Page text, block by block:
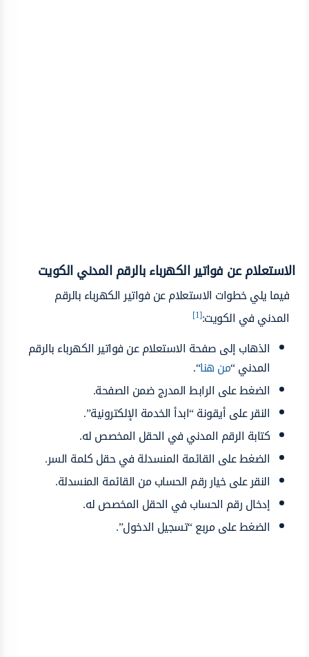
الاستعلام عن فواتير الكهرباء بالرقم المدني الكويت
فيما يلي خطوات الاستعلام عن فواتير الكهرباء بالرقم
المدني في الكويت:[1]
الذهاب إلى صفحة الاستعلام عن فواتير الكهرباء بالرقم
المدني “من هنا“.
الضغط على الرابط المدرج ضمن الصفحة.
النقر على أيقونة “ابدأ الخدمة الإلكترونية”.
كتابة الرقم المدني في الحقل المخصص له.
الضغط على القائمة المنسدلة في حقل كلمة السر.
النقر على خيار رقم الحساب من القائمة المنسدلة.
إدخال رقم الحساب في الحقل المخصص له.
الضغط على مربع “تسجيل الدخول”.